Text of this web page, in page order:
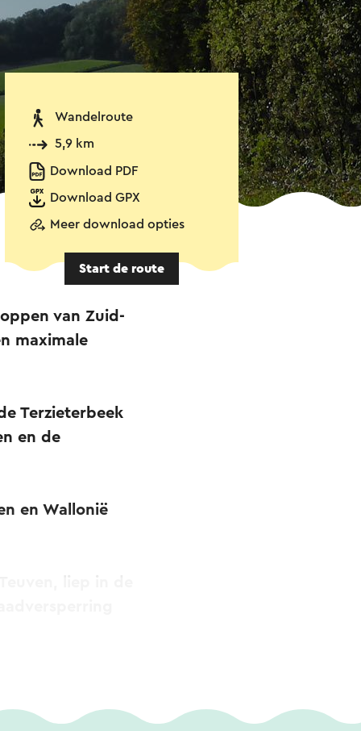
Wandelroute
5,9 km
Download PDF
Download GPX
Meer download opties
Start de route
van Zuid-
maximale
Terzieterbeek
en de
en Wallonië